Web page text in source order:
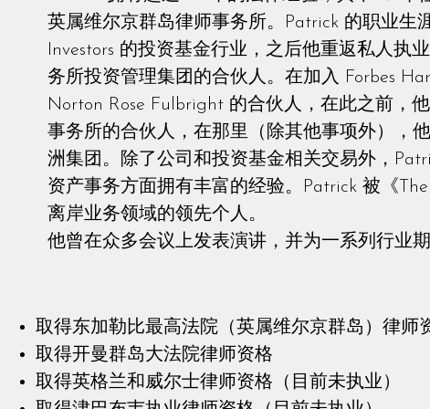
英属维尔京群岛律师事务所。Patrick 的职业生
Investors 的投资基金行业，之后他重返私人执
务所投资管理集团的合伙人。在加入 Forbes
Norton Rose Fulbright 的合伙人，在此之前，
事务所的合伙人，在那里（除其他事项外），
洲集团。除了公司和投资基金相关交易外，
资产事务方面拥有丰富的经验。Patrick 被《
离岸业务领域的领先个人。
他曾在众多会议上发表演讲，并为一系列行业
取得东加勒比最高法院（英属维尔京群岛）律师
取得开曼群岛大法院律师资格
取得英格兰和威尔士律师资格（目前未执业）